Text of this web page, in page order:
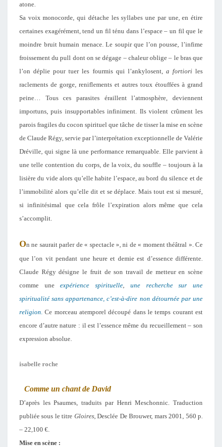
atone.
Sa voix monocorde, qui détache les syllabes une par une, en étire
certaines exagérément, tend un fil ténu dans l’espace – un fil que le
moindre bruit humain menace. Le soupir que l’on pousse, l’infime
froissement du pull dont on se dégage – chaleur oblige – le bras que
l’on déplie pour tuer les fourmis qui l’ankylosent, a fortiori les
raclements de gorge, reniflements et autres toux étouffées à grand
peine… Tous ces parasites éraillent l’atmosphère, deviennent
importuns, puis insupportables infiniment. Ils violent crûment les
parois fragiles du cocon spirituel que tâche de tisser la mise en scène
de Claude Régy, servie par l’interprétation exceptionnelle de Valérie
Dréville, qui signe là une performance remarquable. Elle parvient à
une telle contention du corps, de la voix, du souffle – toujours à la
lisière du vide alors qu’elle habite l’espace, au bord du silence et de
l’immobilité alors qu’elle dit et se déplace. Mais tout est si mesuré,
si infinitésimal que cela frôle l’expiration alors même que cela
s’accomplit.
On ne saurait parler de « spectacle », ni de « moment théâtral ». Ce
que l’on vit pendant une heure et demie est d’essence différente.
Claude Régy désigne le fruit de son travail de metteur en scène
comme uneexpérience spirituelle, une recherche sur une
spiritualité sans appartenance, c’est-à-dire non détournée par une
religion. Ce morceau atemporel découpé dans le temps courant est
encore d’autre nature : il est l’essence même du recueillement – son
expression absolue.
isabelle roche
Comme un chant de David
D’après les Psaumes, traduits par Henri Meschonnic. Traduction
publiée sous le titre Gloires, Desclée De Brouwer, mars 2001, 560 p.
– 22,100 €.
Mise en scène :